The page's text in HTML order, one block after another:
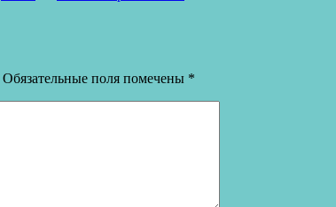
Обязательные поля помечены *